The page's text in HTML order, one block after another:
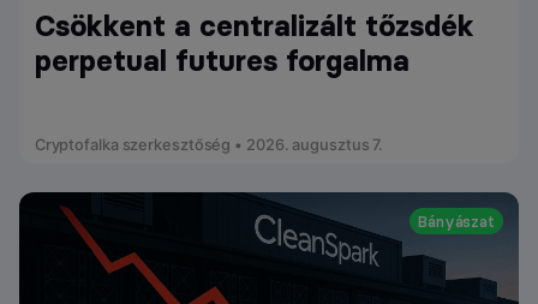
Csökkent a centralizált tőzsdék
perpetual futures forgalma
Cryptofalka szerkesztőség • 2026. augusztus 7.
Bányászat